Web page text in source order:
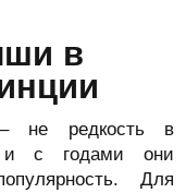
в
не редкость в
и с годами они
Для